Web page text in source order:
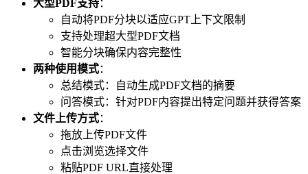
大型PDF支持：
自动将PDF分块以适应GPT上下文限制
支持处理超大型PDF文档
智能分块确保内容完整性
两种使用模式：
总结模式：自动生成PDF文档的摘要
问答模式：针对PDF内容提出特定问题并获得答案
文件上传方式：
拖放上传PDF文件
点击浏览选择文件
粘贴PDF URL直接处理